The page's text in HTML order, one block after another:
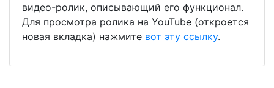
видео-ролик, описывающий его функционал.
Для просмотра ролика на YouTube (откроется
новая вкладка) нажмите вот эту ссылку.